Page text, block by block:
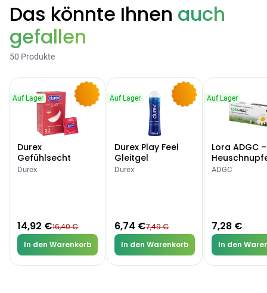
Das könnte Ihnen auch
gefallen
50 Produkte
-9%
Auf Lager
Durex
Gefühlsecht
Classic Kondome
Durex
14,92 €16,40 €
In den Warenkorb
-10%
Auf Lager
Durex Play Feel
Gleitgel
Durex
6,74 €7,49 €
In den Warenkorb
Auf Lager
Lora ADGC
Allergien
ADGC
7,28 €
In den